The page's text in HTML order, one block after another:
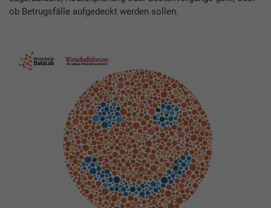
ob Betrugsfälle aufgedeckt werden sollen.